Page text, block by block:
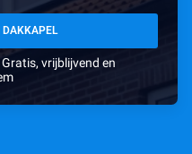
DAKKAPEL
vrijblijvend en